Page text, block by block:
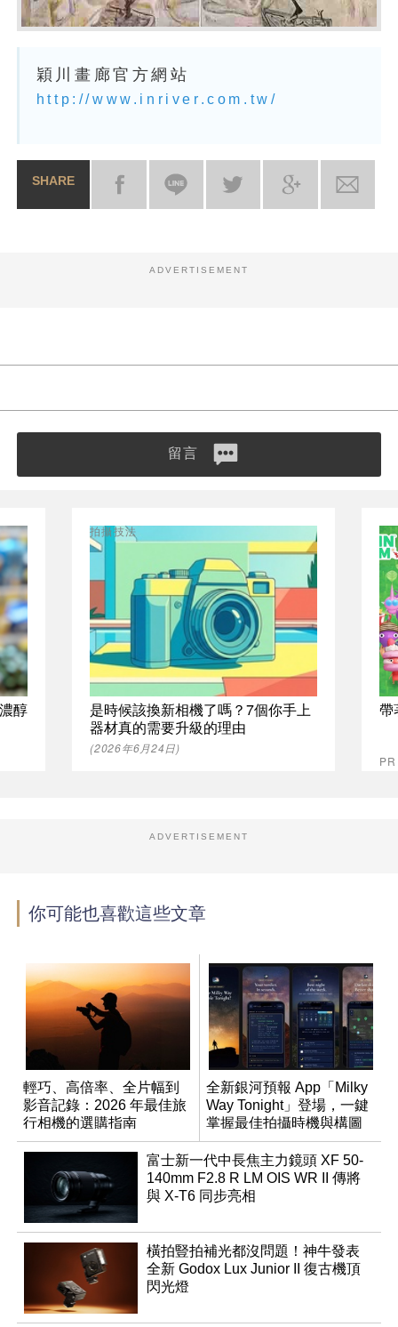
穎川畫廊官方網站
http://www.inriver.com.tw/
SHARE
ADVERTISEMENT
留言
醇
是時候該換新相機了嗎？7個你手上
器材真的需要升級的理由
拍攝技法
(2026年6月24日)
帶
ADVERTISEMENT
你可能也喜歡這些文章
輕巧、高倍率、全片幅到
影音記錄：2026 年最佳旅
行相機的選購指南
全新銀河預報 App「Milky
Way Tonight」登場，一鍵
掌握最佳拍攝時機與構圖
富士新一代中長焦主力鏡頭 XF 50-
140mm F2.8 R LM OIS WR II 傳將
與 X-T6 同步亮相
橫拍豎拍補光都沒問題！神牛發表
全新 Godox Lux Junior II 復古機頂
閃光燈